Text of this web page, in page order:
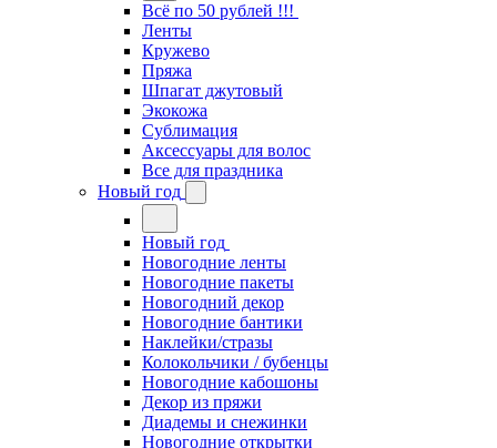
Всё по 50 рублей !!!
Ленты
Кружево
Пряжа
Шпагат джутовый
Экокожа
Сублимация
Аксессуары для волос
Все для праздника
Новый год
Новый год
Новогодние ленты
Новогодние пакеты
Новогодний декор
Новогодние бантики
Наклейки/стразы
Колокольчики / бубенцы
Новогодние кабошоны
Декор из пряжи
Диадемы и снежинки
Новогодние открытки